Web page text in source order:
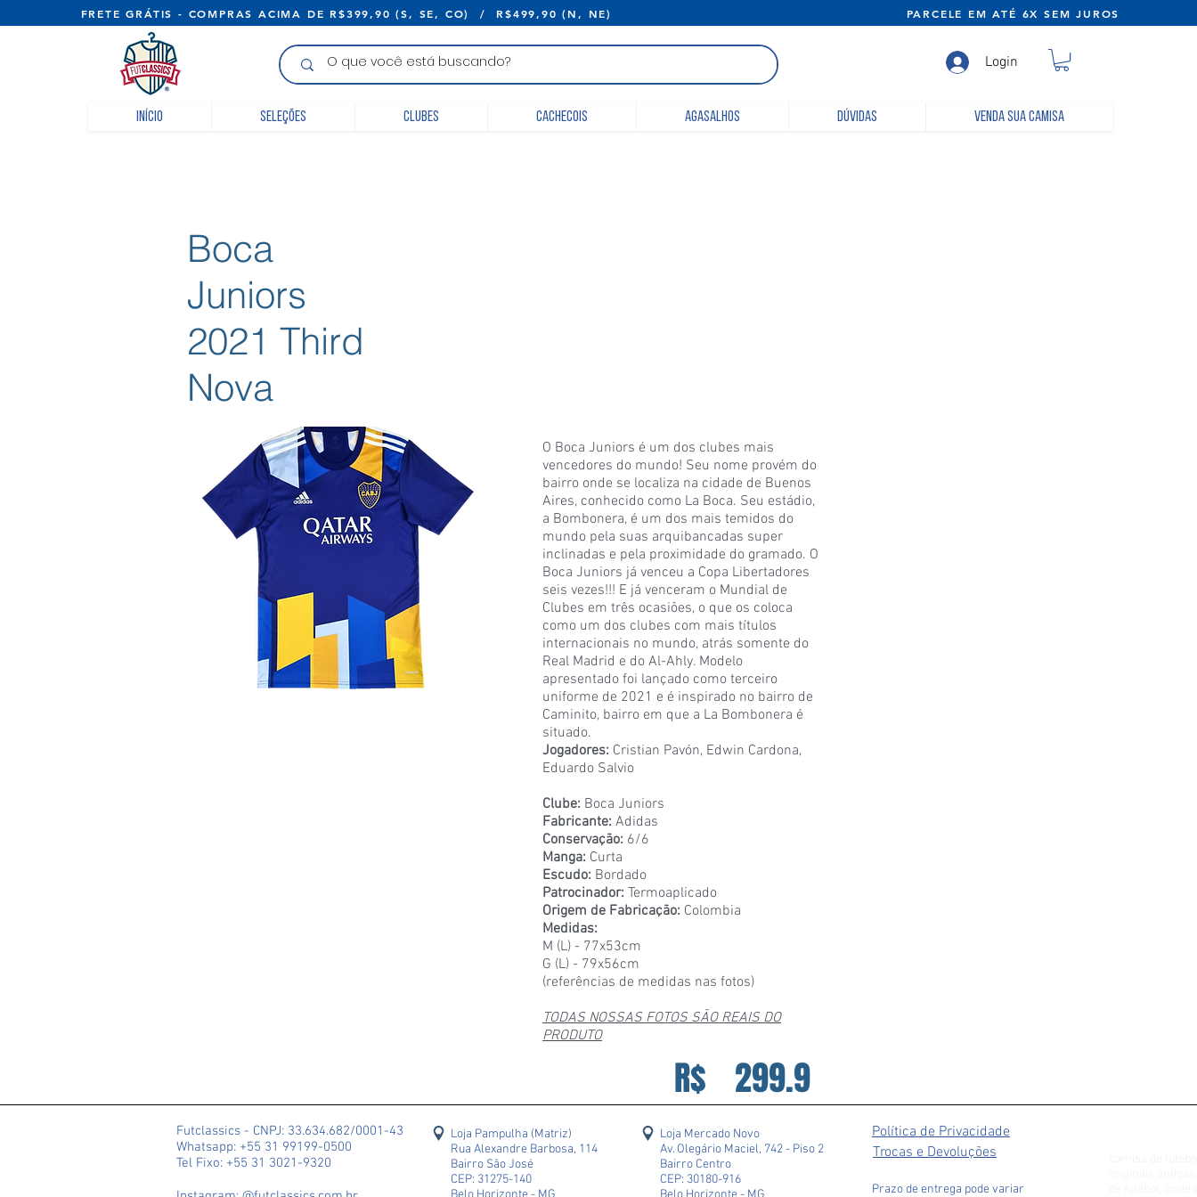
FRETE GRÁTIS - COMPRAS ACIMA DE R$399,90 (S, SE, CO) / R$499,90 (N, NE) PARCELE EM ATÉ 6X SEM JUROS
Login
Início Seleções Clubes Cachecois Agasalhos Dúvidas Venda sua camisa
Boca
Juniors
2021 Third
Nova
O Boca Juniors é um dos clubes mais
vencedores do mundo! Seu nome provém do
bairro onde se localiza na cidade de Buenos
Aires, conhecido como La Boca. Seu estádio,
a Bombonera, é um dos mais temidos do
mundo pela suas arquibancadas super
inclinadas e pela proximidade do gramado. O
Boca Juniors já venceu a Copa Libertadores
seis vezes!!! E já venceram o Mundial de
Clubes em três ocasiões, o que os coloca
como um dos clubes com mais títulos
internacionais no mundo, atrás somente do
Real Madrid e do Al-Ahly. Modelo
apresentado foi lançado como terceiro
uniforme de 2021 e é inspirado no bairro de
Caminito, bairro em que a La Bombonera é
situado.
Jogadores: Cristian Pavón, Edwin Cardona,
Eduardo Salvio
Clube: Boca Juniors
Fabricante: Adidas
Conservação: 6/6
Manga: Curta
Escudo: Bordado
Patrocinador: Termoaplicado
Origem de Fabricação: Colombia
Medidas:
M (L) - 77x53cm
G (L) - 79x56cm
(referências de medidas nas fotos)
TODAS NOSSAS FOTOS SÃO REAIS DO
PRODUTO
R$ 299.9
Futclassics - CNPJ: 33.634.682/0001-43
Whatsapp: +55 31 99199-0500
Tel Fixo: +55 31 3021-9320
Loja Pampulha (Matriz)
Rua Alexandre Barbosa, 114
Bairro São José
CEP: 31275-140
Política de Privacidade
Trocas e Devoluções
Prazo de entrega pode variar
Loja Mercado Novo
Av. Olegário Maciel, 742 - Piso 2
Bairro Centro
CEP: 30180-916